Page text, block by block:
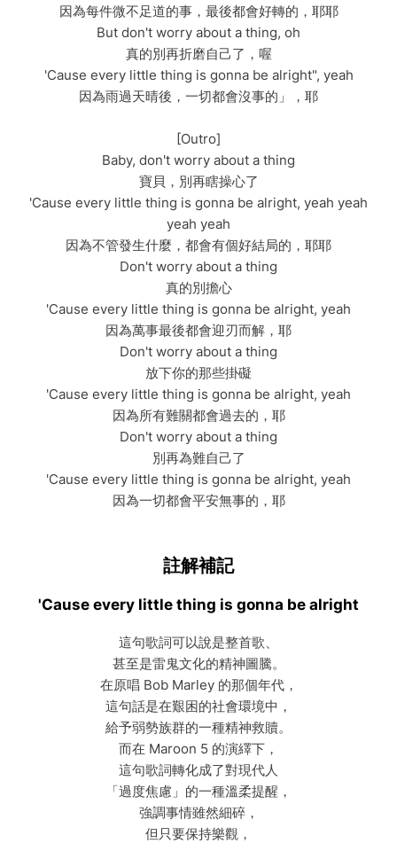
因為每件微不足道的事，最後都會好轉的，耶耶
But don't worry about a thing, oh
真的別再折磨自己了，喔
'Cause every little thing is gonna be alright", yeah
因為雨過天晴後，一切都會沒事的」，耶
[Outro]
Baby, don't worry about a thing
寶貝，別再瞎操心了
'Cause every little thing is gonna be alright, yeah yeah
yeah yeah
因為不管發生什麼，都會有個好結局的，耶耶
Don't worry about a thing
真的別擔心
'Cause every little thing is gonna be alright, yeah
因為萬事最後都會迎刃而解，耶
Don't worry about a thing
放下你的那些掛礙
'Cause every little thing is gonna be alright, yeah
因為所有難關都會過去的，耶
Don't worry about a thing
別再為難自己了
'Cause every little thing is gonna be alright, yeah
因為一切都會平安無事的，耶
註解補記
'Cause every little thing is gonna be alright
這句歌詞可以說是整首歌、
甚至是雷鬼文化的精神圖騰。
在原唱 Bob Marley 的那個年代，
這句話是在艱困的社會環境中，
給予弱勢族群的一種精神救贖。
而在 Maroon 5 的演繹下，
這句歌詞轉化成了對現代人
「過度焦慮」的一種溫柔提醒，
強調事情雖然細碎，
但只要保持樂觀，